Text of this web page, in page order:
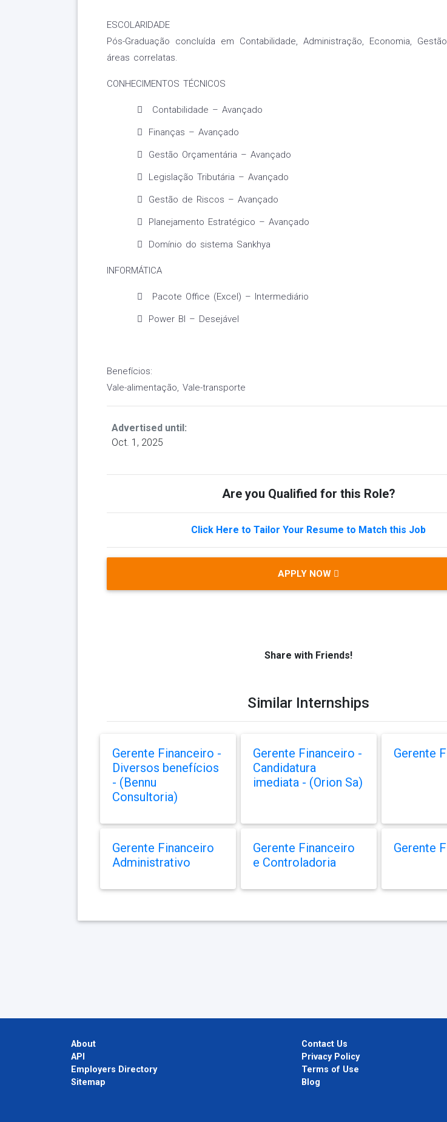
ESCOLARIDADE
Pós-Graduação concluída em Contabilidade, Administração, Economia,
áreas correlatas.
CONHECIMENTOS TÉCNICOS
Contabilidade – Avançado
Finanças – Avançado
Gestão Orçamentária – Avançado
Legislação Tributária – Avançado
Gestão de Riscos – Avançado
Planejamento Estratégico – Avançado
Domínio do sistema Sankhya
INFORMÁTICA
Pacote Office (Excel) – Intermediário
Power BI – Desejável
Benefícios:
Vale-alimentação, Vale-transporte
Advertised until:
Oct. 1, 2025
Are you Qualified for this Role?
Click Here to Tailor Your Resume to Match this Job
APPLY NOW
Share with Friends!
Similar Internships
Gerente Financeiro -
Diversos benefícios
- (Bennu
Consultoria)
Gerente Financeiro -
Candidatura
imediata - (Orion Sa)
Gerente
Gerente Financeiro
Administrativo
Gerente Financeiro
e Controladoria
Gerente
About
API
Employers Directory
Sitemap
Contact Us
Privacy Policy
Terms of Use
Blog